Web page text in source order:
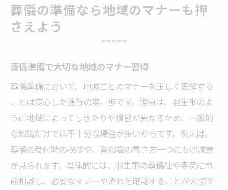
葬儀の準備なら地域のマナーも押
さえよう
葬儀準備で大切な地域のマナー習得
葬儀準備において、地域ごとのマナーを正しく理解する
ことは安心した進行の第一歩です。理由は、羽生市のよ
うに地域によってしきたりや慣習が異なるため、一般的
な知識だけでは不十分な場合が多いからです。例えば、
葬儀の受付時の挨拶や、香典袋の書き方一つにも地域差
が見られます。具体的には、羽生市の葬儀社や寺院に事
前相談し、必要なマナーや流れを確認することが大切で